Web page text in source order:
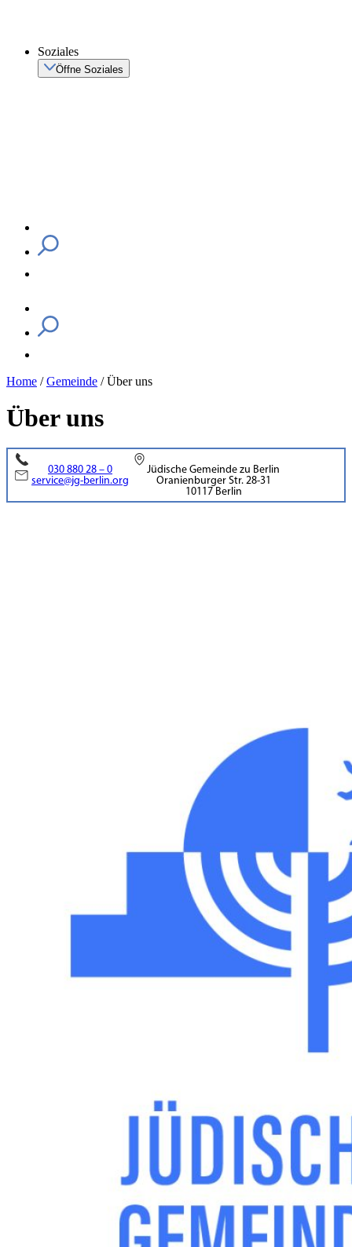
Soziales
Öffne Soziales
Home /Gemeinde /Über uns
Über uns
030 880 28 – 0
service@jg-berlin.org
Jüdische Gemeinde zu Berlin
Oranienburger Str. 28-31
10117 Berlin